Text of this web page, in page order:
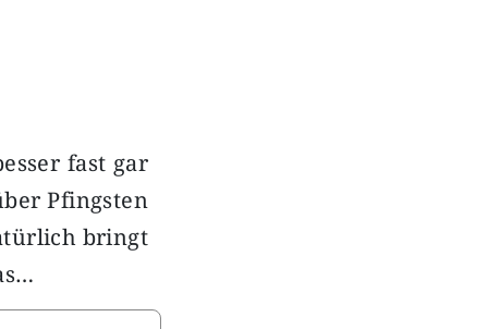
fast gar
Pfingsten
bringt